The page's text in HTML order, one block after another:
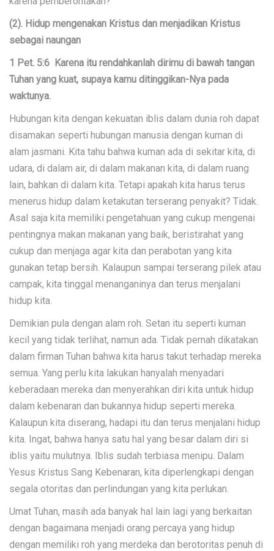
(2). Hidup mengenakan Kristus dan menjadikan Kristus
sebagai naungan
1 Pet. 5:6 Karena itu rendahkanlah dirimu di bawah tangan
Tuhan yang kuat, supaya kamu ditinggikan-Nya pada
waktunya.
Hubungan kita dengan kekuatan iblis dalam dunia roh dapat
disamakan seperti hubungan manusia dengan kuman di
alam jasmani. Kita tahu bahwa kuman ada di sekitar kita, di
udara, di dalam air, di dalam makanan kita, di dalam ruang
lain, bahkan di dalam kita. Tetapi apakah kita harus terus
menerus hidup dalam ketakutan terserang penyakit? Tidak.
Asal saja kita memiliki pengetahuan yang cukup mengenai
pentingnya makan makanan yang baik, beristirahat yang
cukup dan menjaga agar kita dan perabotan yang kita
gunakan tetap bersih. Kalaupun sampai terserang pilek atau
campak, kita tinggal menanganinya dan terus menjalani
hidup kita.
Demikian pula dengan alam roh. Setan itu seperti kuman
kecil yang tidak terlihat, namun ada. Tidak pernah dikatakan
dalam firman Tuhan bahwa kita harus takut terhadap mereka
semua. Yang perlu kita lakukan hanyalah menyadari
keberadaan mereka dan menyerahkan diri kita untuk hidup
dalam kebenaran dan bukannya hidup seperti mereka.
Kalaupun kita diserang, hadapi itu dan terus menjalani hidup
kita. Ingat, bahwa hanya satu hal yang besar dalam diri si
iblis yaitu mulutnya. Iblis sudah terbiasa menipu. Dalam
Yesus Kristus Sang Kebenaran, kita diperlengkapi dengan
segala otoritas dan perlindungan yang kita perlukan.
Umat Tuhan, masih ada banyak hal lain lagi yang berkaitan
dengan bagaimana menjadi orang percaya yang hidup
dengan memiliki roh yang merdeka dan berotoritas penuh di